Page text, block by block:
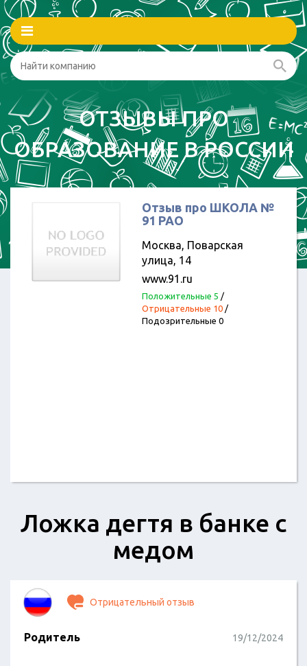
ОТЗЫВЫ ПРО
ОБРАЗОВАНИЕ В РОССИИ
Отзыв про ШКОЛА №
91 РАО
Москва, Поварская
улица, 14
www.91.ru
Положительные 5 /
Отрицательные 10/
Подозрительные 0
Ложка дегтя в банке с
медом
Отрицательный отзыв
Родитель 19/12/2024